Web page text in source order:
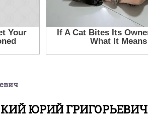
ЮРИЙ ГРИГОРЬЕВИЧ